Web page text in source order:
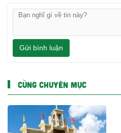
Gửi bình luận
CÙNG CHUYÊN MỤC